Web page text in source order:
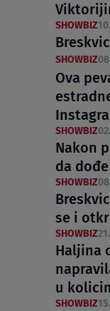
SHOWBIZ
SHOWBIZ
Ova
SHOWBIZ
Nakon
da
SHOWBIZ
se i
SHOWBIZ
Haljina
u
SHOWBIZ